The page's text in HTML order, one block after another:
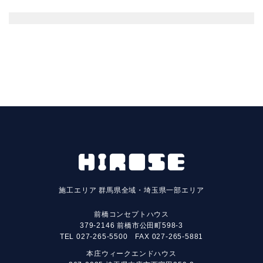
施工エリア群馬県全域・埼玉県一部エリア
前橋コンセプトハウス
379-2146 前橋市公田町598-3
TEL 027-265-5500 FAX 027-265-5881
本庄ウィークエンドハウス